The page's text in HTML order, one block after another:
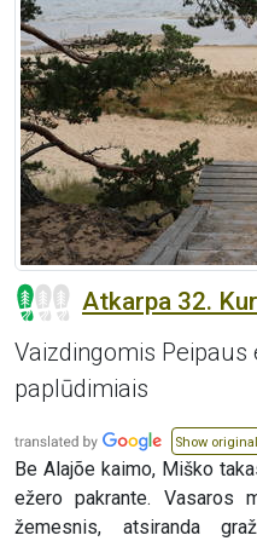
Atkarpa 32.
Vaizdingomis
paplūdimiais
Show original
Be Alajõe kaimo, Miško
ežero pakrante. Vasaros
žemesnis, atsiranda